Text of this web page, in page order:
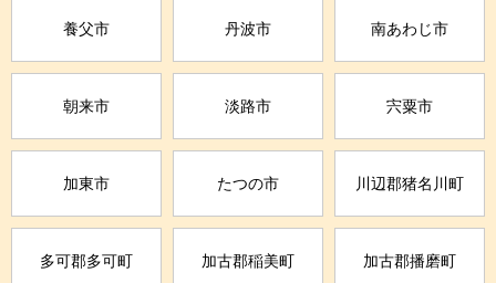
養父市 丹波市 南あわじ市
朝来市 淡路市 宍粟市
加東市 たつの市 川辺郡猪名川町
多可郡多可町 加古郡稲美町 加古郡播磨町